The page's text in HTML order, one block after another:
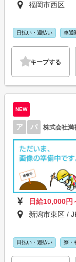
福岡市西区
日払い・週払い 車通
キープする
NEW
ア パ 株式会社満
日給10,000円
新潟市東区 /
日払い・週払い 寮・